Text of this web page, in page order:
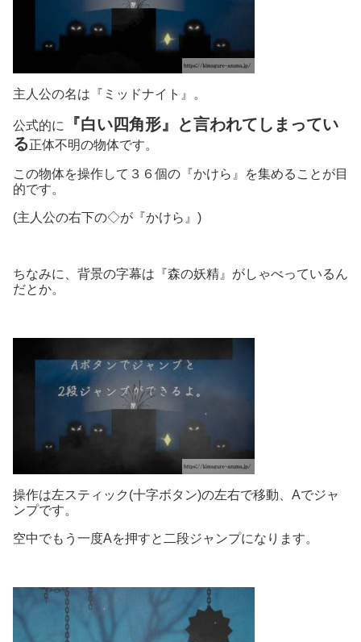
主人公の名は『ミッドナイト』。
公式的に
『白い四角形』と言われてしまってい
る正体不明の物体です。
この物体を操作して３６個の『かけら』を集めることが目
的です。
(主人公の右下の◇が『かけら』)
ちなみに、背景の字幕は『森の妖精』がしゃべっているん
だとか。
操作は左スティック(十字ボタン)の左右で移動、Aでジャ
ンプです。
空中でもう一度Aを押すと二段ジャンプになります。